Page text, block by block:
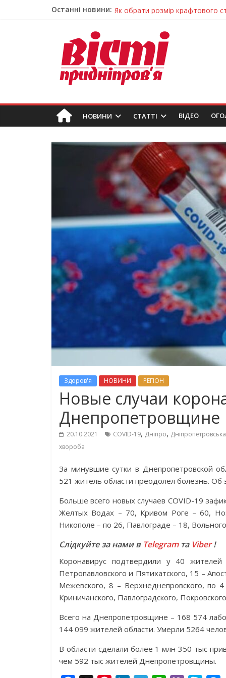
Останні новини: Як обрати розмір крафтового
Дніпровський цирк отримав
Для школярів
Гречана каша з овочами і
НОВИНИ СТАТТІ ВIДЕО
Здоров'я НОВИНИ РЕГІОН
Новые случаи
Днепропетровщине
20.10.2021 COVID-19, Дніпро,
хвороба
За минувшие сутки в Днепропетровской
521 житель области преодолел болезнь.
Больше всего новых случаев COVID-19
Желтых Водах – 70, Кривом Роге – 60,
Никополе – по 26, Павлограде – 18,
Слідкуйте за нами в Telegramта Viber!
Коронавирус подтвердили у 40
Петропавловского и Пятихатского, 15 –
Межевского, 8 – Верхнеднепровского, по
Криничанского, Павлоградского,
Всего на Днепропетровщине – 168 574
144 099 жителей области. Умерли 5264
В области сделали более 1 млн 350 тыс
чем 592 тыс жителей Днепропетровщины.